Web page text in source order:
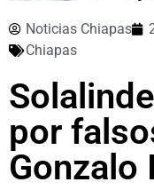
Noticias Chiapas
Chiapas
por
Gonzalo